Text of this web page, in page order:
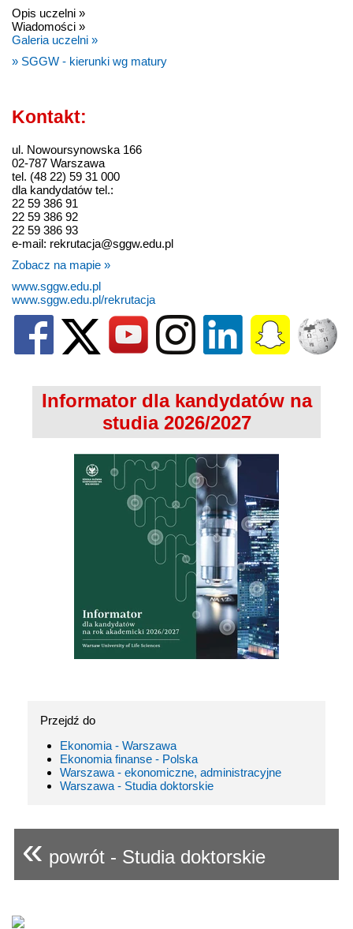
Opis uczelni »
Wiadomości »
Galeria uczelni »
» SGGW - kierunki wg matury
Kontakt:
ul. Nowoursynowska 166
02-787 Warszawa
tel. (48 22) 59 31 000
dla kandydatów tel.:
22 59 386 91
22 59 386 92
22 59 386 93
e-mail: rekrutacja@sggw.edu.pl
Zobacz na mapie »
www.sggw.edu.pl
www.sggw.edu.pl/rekrutacja
Informator dla kandydatów na
studia 2026/2027
Przejdź do
Ekonomia - Warszawa
Ekonomia finanse - Polska
Warszawa - ekonomiczne, administracyjne
Warszawa - Studia doktorskie
« powrót - Studia doktorskie